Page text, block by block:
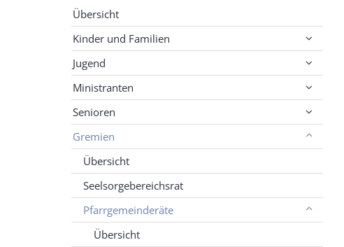
Übersicht
Kinder und Familien
Jugend
Ministranten
Senioren
Gremien
Übersicht
Seelsorgebereichsrat
Pfarrgemeinderäte
Übersicht